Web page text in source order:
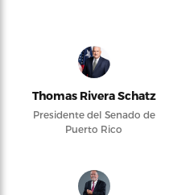
Thomas Rivera Schatz
Presidente del Senado de
Puerto Rico